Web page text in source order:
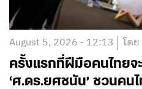
August 5, 2026 - 12:13 โด
ครั้งแรกที่ฝีมือคนไทยจ
‘ศ.ดร.ยศชนัน’ ชวนคน